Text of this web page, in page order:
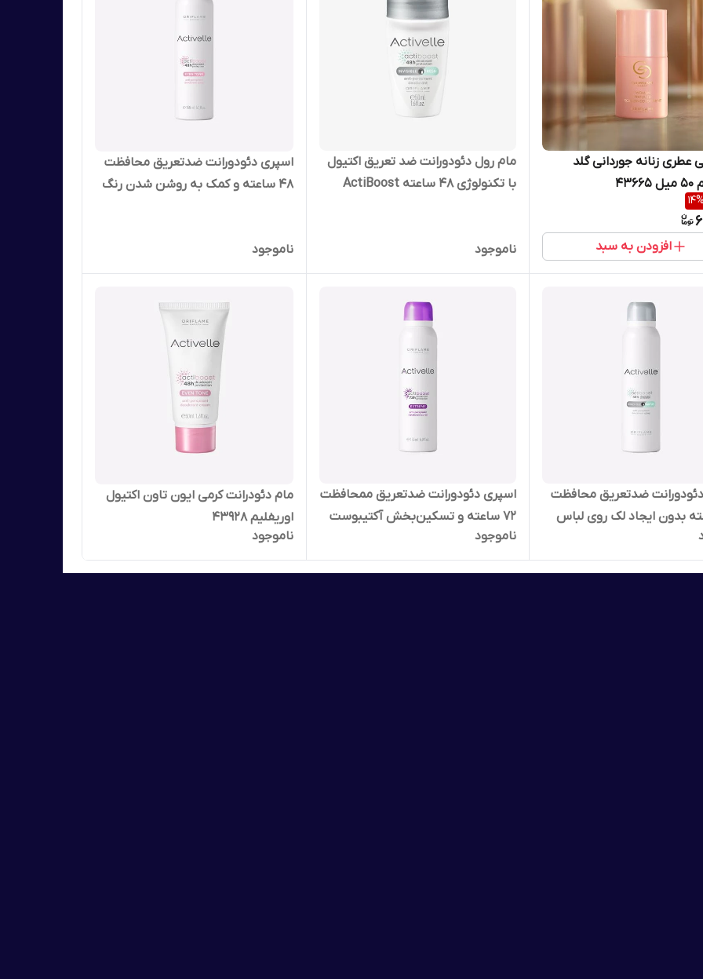
عطری زنانه جوردانی گلد
14%
افزودن به سبد
مام رول دئودورانت ضد تعریق اکتیول
با تکنولوژی 48 ساعته ActiBoost
ناموجود
اسپری دئودورانت ضدتعریق محافظت
48 ساعته و کمک به روشن شدن رنگ
ناموجود
ضدتعریق محافظت
بدون ایجاد لک روی لباس
خنک کنندگی آکتیبوست
اسپری دئودورانت ضدتعریق ممحافظت
۷۲ ساعته و تسکین‌بخش آکتیبوست
اکتیول 150 میل اوریفلیم 33147
ناموجود
مام دئودرانت کرمی ایون تاون اکتیول
اوریفلیم 43928
ناموجود